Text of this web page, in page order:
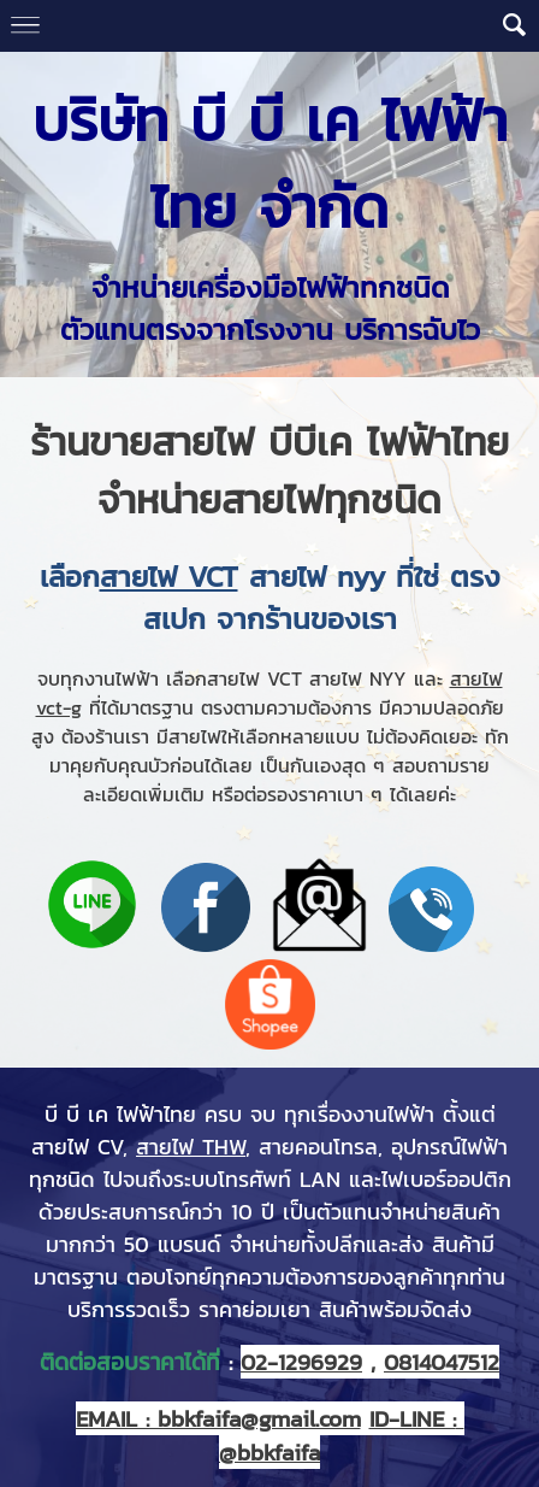
บริษัท บี บี เค ไฟฟ้า
ไทย จำกัด
จำหน่ายเครื่องมือไฟฟ้าทกชนิด
ตัวแทนตรงจากโรงงาน บริการฉับไว
ร้านขายสายไฟ บีบีเค ไฟฟ้าไทย
จำหน่ายสายไฟทุกชนิด
เลือกสายไฟ VCTสายไฟ nyy ที่ใช่ ตรง
สเปก จากร้านของเรา
จบทุกงานไฟฟ้า เลือกสายไฟ VCT สายไฟ NYY และ สายไฟ
vct-gที่ได้มาตรฐาน ตรงตามความต้องการ มีความปลอดภัย
สูง ต้องร้านเรา มีสายไฟให้เลือกหลายแบบ ไม่ต้องคิดเยอะ ทัก
มาคุยกับคุณบัวก่อนได้เลย เป็นกันเองสุด ๆ สอบถามราย
ละเอียดเพิ่มเติม หรือต่อรองราคาเบา ๆ ได้เลยค่ะ
บี บี เค ไฟฟ้าไทย ครบ จบ ทุกเรื่องงานไฟฟ้า ตั้งแต่
สายไฟ CV,สายไฟ THW, สายคอนโทรล, อุปกรณ์ไฟฟ้า
ทุกชนิด ไปจนถึงระบบโทรศัพท์ LAN และไฟเบอร์ออปติก
ด้วยประสบการณ์กว่า 10 ปี เป็นตัวแทนจำหน่ายสินค้า
มากกว่า 50 แบรนด์ จำหน่ายทั้งปลีกและส่ง สินค้ามี
มาตรฐาน ตอบโจทย์ทุกความต้องการของลูกค้าทุกท่าน
บริการรวดเร็ว ราคาย่อมเยา สินค้าพร้อมจัดส่ง
ติดต่อสอบราคาได้ที่ : 02-1296929 , 0814047512
EMAIL : bbkfaifa@gmail.com ID-LINE :
@bbkfaifa